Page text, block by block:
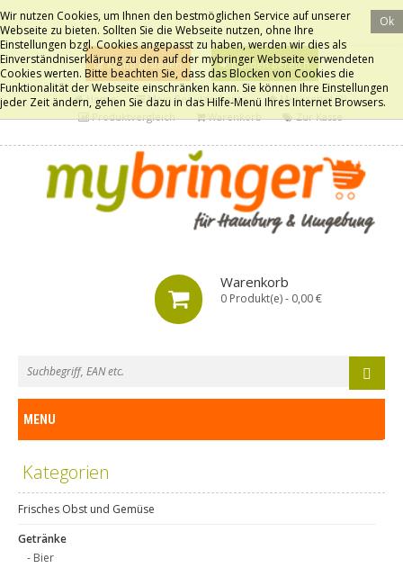
Ok
Wir nutzen Cookies, um Ihnen den bestmöglichen Service auf unserer
Webseite zu bieten. Sollten Sie die Webseite nutzen, ohne Ihre
Einstellungen bzgl. Cookies angepasst zu haben, werden wir dies als
Einverständniserklärung zu den auf der mybringer Webseite verwendeten
Cookies werten. Bitte beachten Sie, dass das Blocken von Cookies die
Funktionalität der Webseite einschränken kann. Sie können Ihre Einstellungen
jeder Zeit ändern, gehen Sie dazu in das Hilfe-Menü Ihres Internet Browsers.
Konto erstellen Kunden Bereich
Home Mein Benutzerkonto
Merkzettel (0)
Produktvergleich
Warenkorb Zur Kasse
Warenkorb
0 Produkt(e) - 0,00 €
MENU
Kategorien
Frisches Obst und Gemüse
Getränke
- Bier